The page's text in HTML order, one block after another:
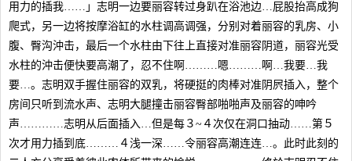
用力的插我……」志明一边要丽容转过身趴在浴池边…屁股抬高成狗
爬式，另一边将按摩浴缸的水柱调高调强，分别对着丽容的乳房、小
腹、臀沟沖击，最后一个水柱由下往上直接对准丽容阴道，丽容光受
水柱的沖击便快要高潮了，忍不住啊………嗯………啊…我要…我
要…。志明双手握住丽容的双乳，将硬挺的肉棒对准阴屄插入，整个
房间只听到流水声、志明大腿撞击丽容臀部啪啪声及丽容的呻吟
声…………志明从后面插入…但是每３~４次仅在洞口抽动……第５
次才用力插到底………４浅一深……令丽容高潮连连…。此时此刻的